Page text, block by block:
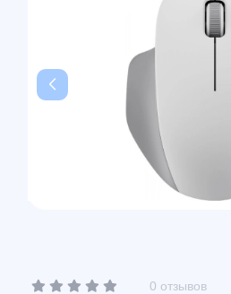
0 отзывов